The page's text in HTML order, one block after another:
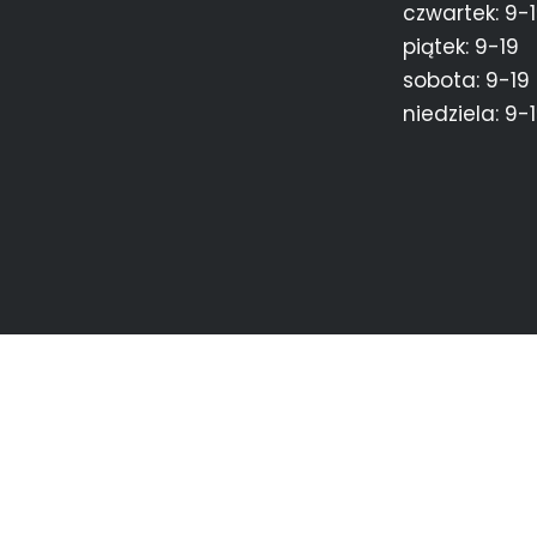
czwartek: 9-
piątek: 9-19
sobota: 9-19
niedziela: 9-